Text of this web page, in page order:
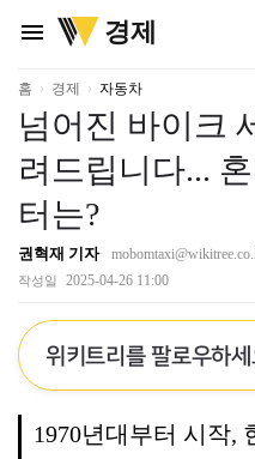
menu
위
키
리
경제
홈 경제 자동차
넘어진 바이크
려드립니다...
터는?
권혁재 기자
작성일 2025-04-26 11:00
위키트리를 팔로우하
1970년대부터 시작,